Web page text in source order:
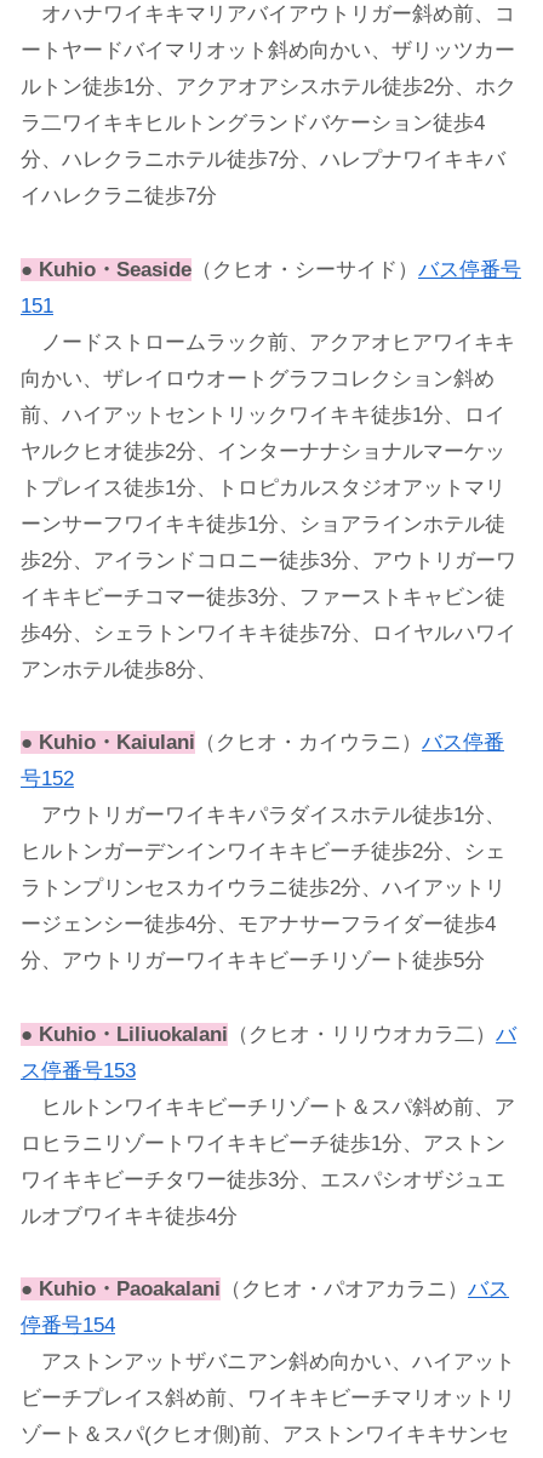
オハナワイキキマリアバイアウトリガー斜め前、コ
ートヤードバイマリオット斜め向かい、ザリッツカー
ルトン徒歩1分、アクアオアシスホテル徒歩2分、ホク
ラ二ワイキキヒルトングランドバケーション徒歩4
分、ハレクラニホテル徒歩7分、ハレプナワイキキバ
イハレクラニ徒歩7分
● Kuhio・Seaside （クヒオ・シーサイド） バス停番号
151
ノードストロームラック前、アクアオヒアワイキキ
向かい、ザレイロウオートグラフコレクション斜め
前、ハイアットセントリックワイキキ徒歩1分、ロイ
ヤルクヒオ徒歩2分、インターナナショナルマーケッ
トプレイス徒歩1分、トロピカルスタジオアットマリ
ーンサーフワイキキ徒歩1分、ショアラインホテル徒
歩2分、アイランドコロニー徒歩3分、アウトリガーワ
イキキビーチコマー徒歩3分、ファーストキャビン徒
歩4分、シェラトンワイキキ徒歩7分、ロイヤルハワイ
アンホテル徒歩8分、
● Kuhio・Kaiulani （クヒオ・カイウラニ） バス停番
号152
アウトリガーワイキキパラダイスホテル徒歩1分、
ヒルトンガーデンインワイキキビーチ徒歩2分、シェ
ラトンプリンセスカイウラニ徒歩2分、ハイアットリ
ージェンシー徒歩4分、モアナサーフライダー徒歩4
分、アウトリガーワイキキビーチリゾート徒歩5分
● Kuhio・Liliuokalani （クヒオ・リリウオカラ二） バ
ス停番号153
ヒルトンワイキキビーチリゾート＆スパ斜め前、ア
ロヒラニリゾートワイキキビーチ徒歩1分、アストン
ワイキキビーチタワー徒歩3分、エスパシオザジュエ
ルオブワイキキ徒歩4分
● Kuhio・Paoakalani （クヒオ・パオアカラニ） バス
停番号154
アストンアットザバニアン斜め向かい、ハイアット
ビーチプレイス斜め前、ワイキキビーチマリオットリ
ゾート＆スパ(クヒオ側)前、アストンワイキキサンセ